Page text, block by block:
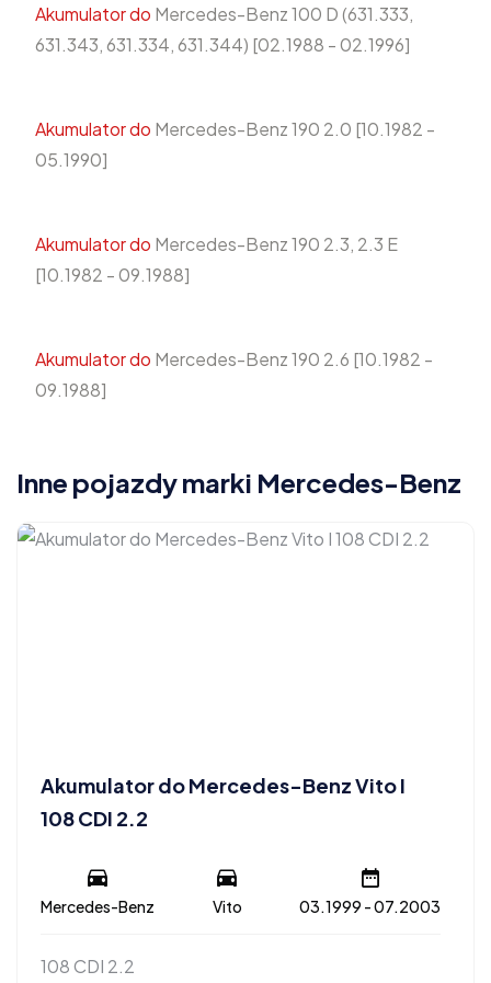
Akumulator do Mercedes-Benz 100 D (631.333,
631.343, 631.334, 631.344) [02.1988 - 02.1996]
Akumulator do Mercedes-Benz 190 2.0 [10.1982 -
05.1990]
Akumulator do Mercedes-Benz 190 2.3, 2.3 E
[10.1982 - 09.1988]
Akumulator do Mercedes-Benz 190 2.6 [10.1982 -
09.1988]
Inne pojazdy marki Mercedes-Benz
Akumulator do Mercedes-Benz Vito I
108 CDI 2.2
Mercedes-Benz Vito 03.1999 - 07.2003
108 CDI 2.2